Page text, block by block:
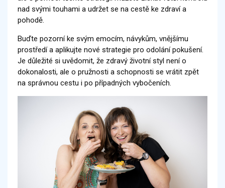
nad svými touhami a udržet se na cestě ke zdraví a
pohodě.
Buďte pozorní ke svým emocím, návykům, vnějšímu
prostředí a aplikujte nové strategie pro odolání pokušení.
Je důležité si uvědomit, že zdravý životní styl není o
dokonalosti, ale o pružnosti a schopnosti se vrátit zpět
na správnou cestu i po případných vybočeních.